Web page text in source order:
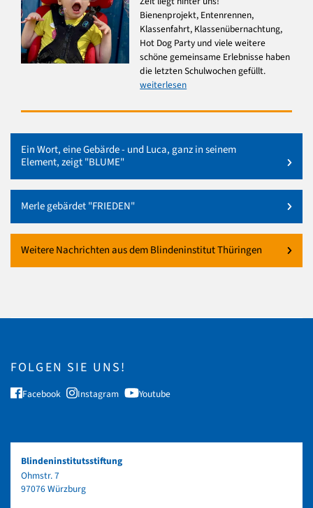
Bienenprojekt, Entenrennen,
Klassenfahrt, Klassenübernachtung,
Hot Dog Party und viele weitere
schöne gemeinsame Erlebnisse haben
die letzten Schulwochen gefüllt.
weiterlesen
Ein Wort, eine Gebärde - und Luca, ganz in seinem
Element, zeigt "BLUME"
Merle gebärdet "FRIEDEN"
Weitere Nachrichten aus dem Blindeninstitut Thüringen
FOLGEN SIE UNS!
Facebook Instagram Youtube
Blindeninstitutsstiftung
Ohmstr. 7
97076 Würzburg